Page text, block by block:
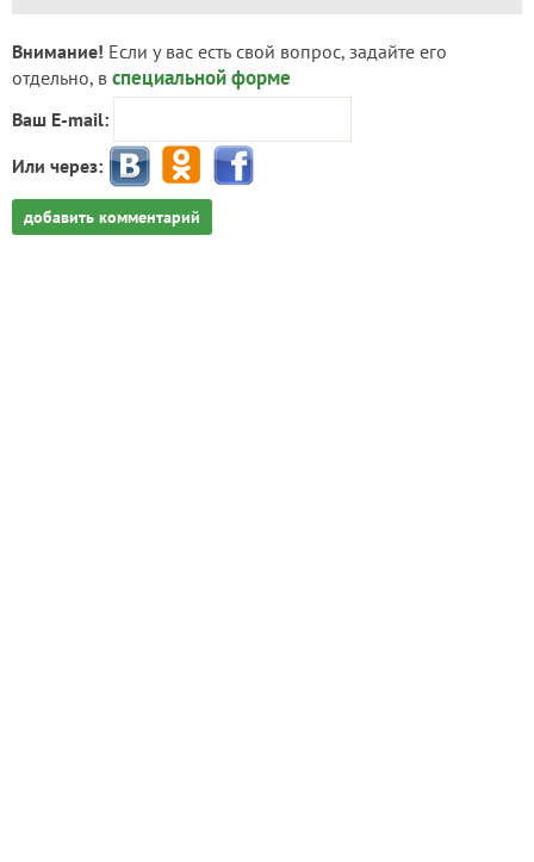
Внимание! Если у вас есть свой вопрос, задайте его
отдельно, в специальной форме
Ваш E-mail:
Или через:
добавить комментарий